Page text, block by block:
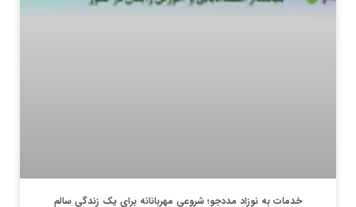
خدمات به نوزاد مددجو؛ شروعی مهربانانه برای یک زندگی سالم